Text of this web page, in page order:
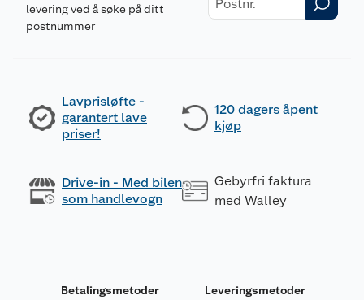
levering ved å søke på ditt
postnummer
Lavprisløfte -
garantert lave
priser!
120 dagers åpent
kjøp
Drive-in - Med bilen
som handlevogn
Gebyrfri faktura
med Walley
Betalingsmetoder Leveringsmetoder